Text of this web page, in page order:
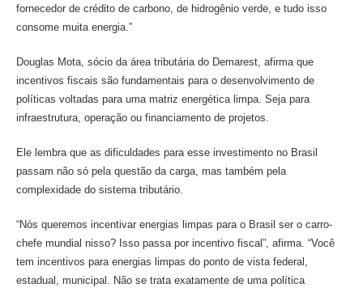
fornecedor de crédito de carbono, de hidrogênio verde, e tudo isso
consome muita energia.”
Douglas Mota, sócio da área tributária do Demarest, afirma que
incentivos fiscais são fundamentais para o desenvolvimento de
políticas voltadas para uma matriz energética limpa. Seja para
infraestrutura, operação ou financiamento de projetos.
Ele lembra que as dificuldades para esse investimento no Brasil
passam não só pela questão da carga, mas também pela
complexidade do sistema tributário.
“Nós queremos incentivar energias limpas para o Brasil ser o carro-
chefe mundial nisso? Isso passa por incentivo fiscal”, afirma. “Você
tem incentivos para energias limpas do ponto de vista federal,
estadual, municipal. Não se trata exatamente de uma política